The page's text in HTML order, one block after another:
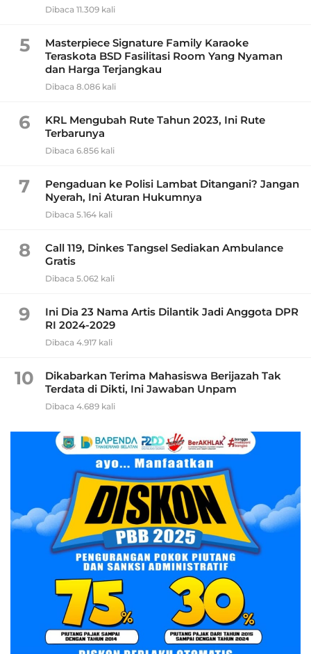
Dibaca 11.309 kali
5
Masterpiece Signature Family Karaoke
Teraskota BSD Fasilitasi Room Yang Nyaman
dan Harga Terjangkau
Dibaca 8.086 kali
6
KRL Mengubah Rute Tahun 2023, Ini Rute
Terbarunya
Dibaca 6.856 kali
7
Pengaduan ke Polisi Lambat Ditangani? Jangan
Nyerah, Ini Aturan Hukumnya
Dibaca 5.164 kali
8
Call 119, Dinkes Tangsel Sediakan Ambulance
Gratis
Dibaca 5.062 kali
9
Ini Dia 23 Nama Artis Dilantik Jadi Anggota DPR
RI 2024-2029
Dibaca 4.917 kali
10
Dikabarkan Terima Mahasiswa Berijazah Tak
Terdata di Dikti, Ini Jawaban Unpam
Dibaca 4.689 kali